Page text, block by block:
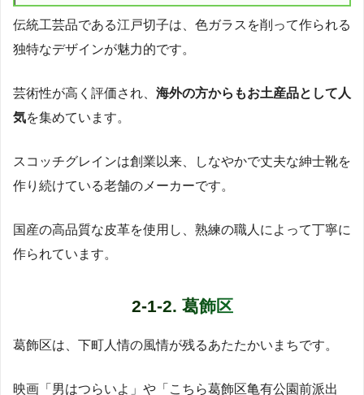
伝統工芸品である江戸切子は、色ガラスを削って作られる
独特なデザインが魅力的です。
芸術性が高く評価され、 海外の方からもお土産品として人
気を集めています。
スコッチグレインは創業以来、しなやかで丈夫な紳士靴を
作り続けている老舗のメーカーです。
国産の高品質な皮革を使用し、熟練の職人によって丁寧に
作られています。
2-1-2. 葛飾区
葛飾区は、下町人情の風情が残るあたたかいまちです。
映画「男はつらいよ」や「こちら葛飾区亀有公園前派出